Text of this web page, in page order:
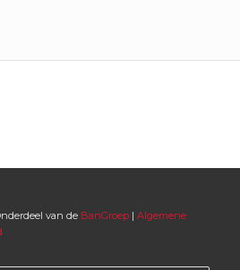
van de BanGroep| Algemene